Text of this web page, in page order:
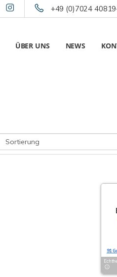
+49 (0)7024
ÜBER UNS NEWS
91